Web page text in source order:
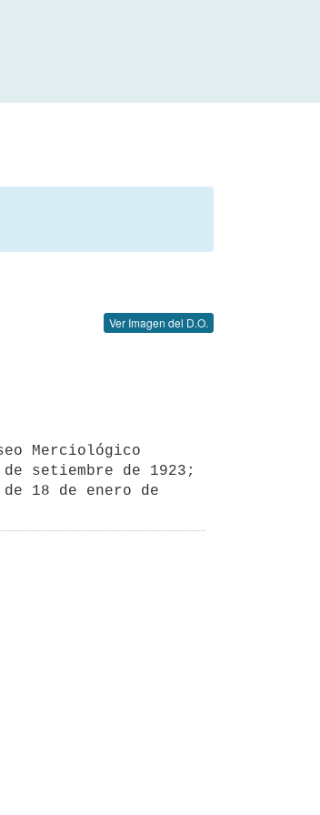
Ver Imagen del D.O.
Merciológico
setiembre de 1923;
18 de enero de